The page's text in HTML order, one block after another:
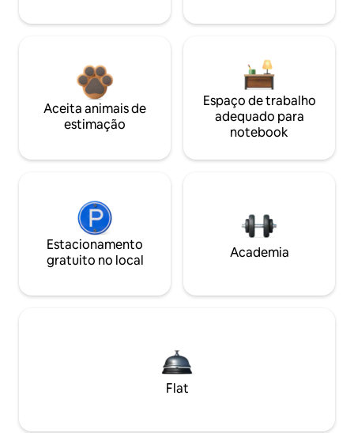
Aceita animais de
estimação
Espaço de trabalho
adequado para
notebook
Estacionamento
gratuito no local
Academia
Flat